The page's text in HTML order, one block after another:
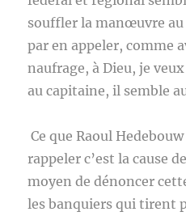
souffler la manœuvre
par en appeler, comme
naufrage, à Dieu, je
au capitaine, il semble
Ce que Raoul
rappeler c’est la cause
moyen de dénoncer
les banquiers qui tirent